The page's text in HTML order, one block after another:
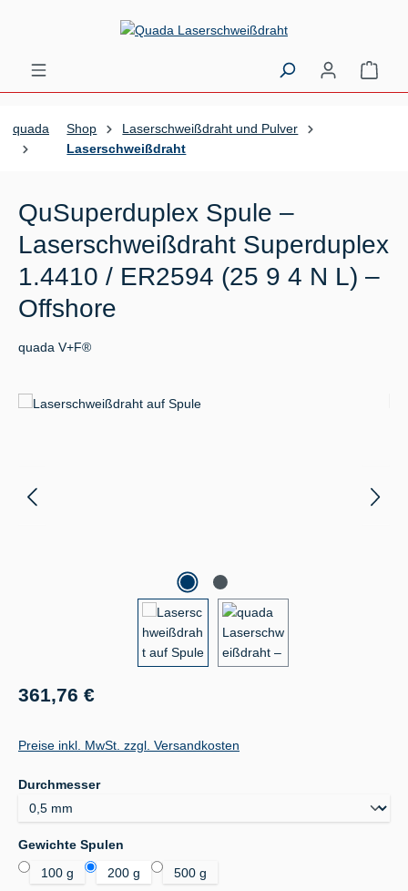
Zum Hauptinhalt springen
quada Shop
Laserschweißdraht und Pulver
Laserschweißdraht
QuSuperduplex Spule –
Laserschweißdraht Superduplex
1.4410 / ER2594 (25 9 4 N L) –
Offshore
quada V+F®
Bildergalerie überspringen
Regulärer Preis:
361,76 €
Preise inkl. MwSt. zzgl. Versandkosten
Durchmesserauswählen
Gewichte Spulen
100 g
200 g 500 g